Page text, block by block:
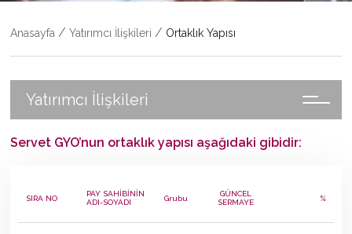
Anasayfa /Yatırımcı İlişkileri / Ortaklık Yapısı
Yatırımcı İlişkileri
Servet GYO’nun ortaklık yapısı aşağıdaki gibidir:
SIRA NO
PAY SAHİBİNİN
ADI-SOYADI
Grubu
GÜNCEL
SERMAYE
%